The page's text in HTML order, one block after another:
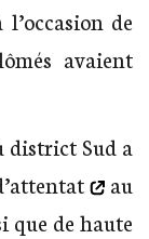
de
avaient
Sud a
au
que de haute